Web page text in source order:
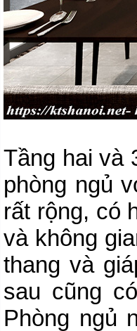
Tầng hai và
phòng ngủ
rất rộng, có
và không
thang và
sau cũng
Phòng ngủ